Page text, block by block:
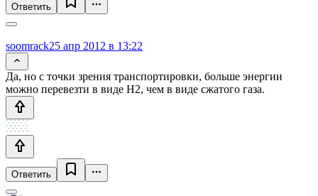
Ответить
soomrack25 апр 2012 в 13:22
Да, но с точки зрения транспортировки, больше энергии
можно перевезти в виде H2, чем в виде сжатого газа.
Ответить